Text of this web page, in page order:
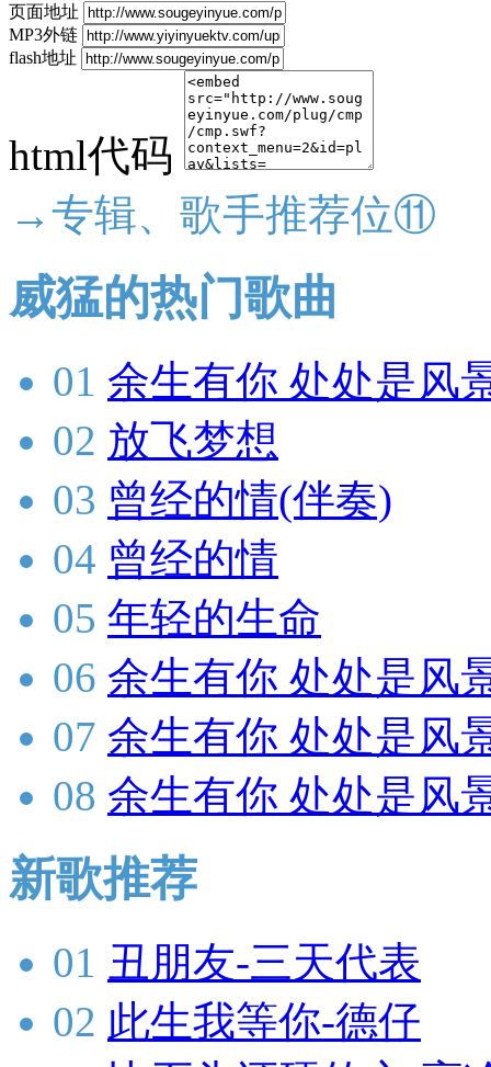
页面地址
MP3外链
flash地址
html代码
→专辑、歌手推荐位⑪
威猛的热门歌曲
01 余生有你 处处是风
02 放飞梦想
03 曾经的情(伴奏)
04 曾经的情
05 年轻的生命
06 余生有你 处处是风
07 余生有你 处处是风
08 余生有你 处处是风
新歌推荐
01 丑朋友-三天代表
02 此生我等你-德仔